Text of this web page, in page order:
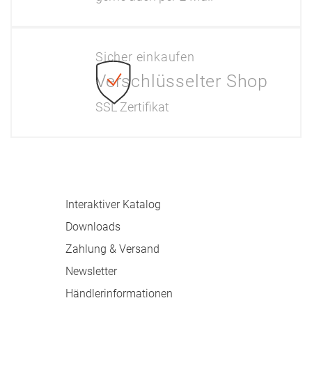
Sicher einkaufen
Verschlüsselter Shop
SSL Zertifikat
Interaktiver Katalog
Downloads
Zahlung & Versand
Newsletter
Händlerinformationen